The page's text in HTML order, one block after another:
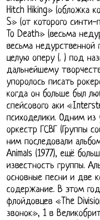
Hitch Hiking» (обложка
S» (от которого
To Death» (весьма
весьма
целую оперу (. ) под
дальнейшему
упоролось писать
когда он больше был
спейсового аки
психоделики. Одним
оркестр ГСВГ (Группы
ним последовали
Animals (1977), ещё
известность группы.
основные песни и две
содержание. В этом
флойдовцев «The
звонок», 1 в